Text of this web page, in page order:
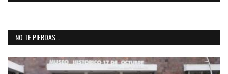
NO TE PIERDAS...